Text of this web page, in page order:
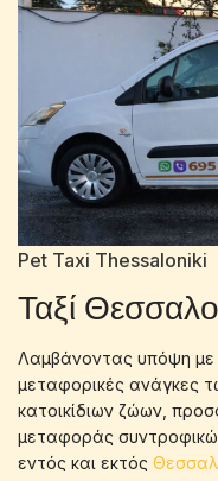
Pet Taxi Thessaloniki
Ταξί
Λαμβάνοντας υπόψη με
μεταφορικές ανάγκες
κατοικίδιων ζώων,
μεταφοράς
εντός και εκτός